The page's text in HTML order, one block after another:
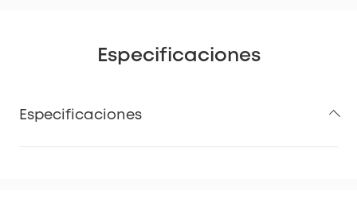
Especificaciones
Especificaciones